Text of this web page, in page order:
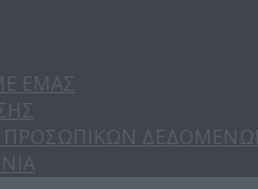
ΕΜΑΣ
ΠΡΟΣΩΠΙΚΩΝ